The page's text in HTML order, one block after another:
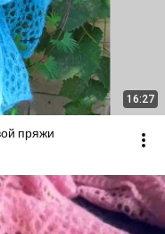
16:27
пряжи